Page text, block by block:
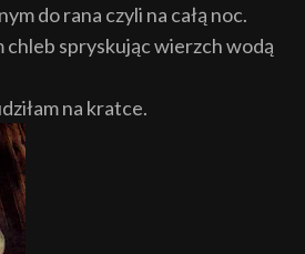
do rana czyli na całą noc.
chleb spryskując wierzch wodą
na kratce.